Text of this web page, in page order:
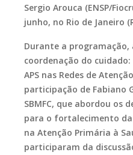
Sergio Arouca (ENSP/
junho, no Rio de Janeiro
Durante a programação,
coordenação do
APS nas Redes de
participação de Fabiano
SBMFC, que abordou os
para o fortalecimento
na Atenção Primária à
participaram da